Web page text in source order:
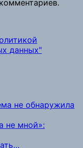
данных"
не обнаружила
не мной»: